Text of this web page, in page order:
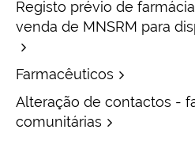
Registo prévio de
venda de MNSRM para
Farmacêuticos
Alteração de contactos -
comunitárias